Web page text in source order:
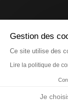
Gestion des
Ce site utilise des
Lire la politique de
Je